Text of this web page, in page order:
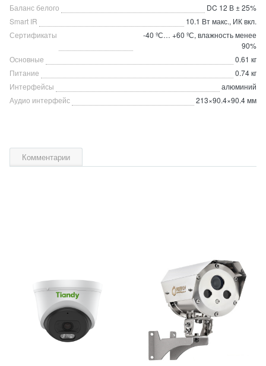
Баланс белого
DC 12 В ± 25%
Smart IR
10.1 Вт макс., ИК вкл.
Сертификаты
-40 ºС… +60 ºС, влажность менее
90%
Основные
0.61 кг
Питание
0.74 кг
Интерфейсы
алюминий
Аудио интерфейс
213×90.4×90.4 мм
Комментарии